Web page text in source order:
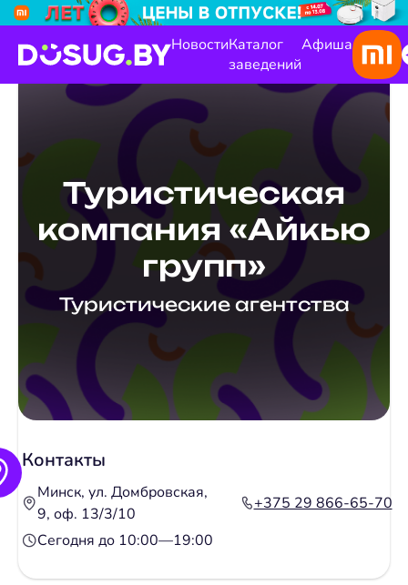
НовостиКаталог
заведений
Афиша
Туристическая
компания «Айкью
групп»
Туристические агентства
Контакты
Минск, ул. Домбровская,
9, оф. 13/3/10
+375 29 866-65-70
Сегодня до 10:00—19:00